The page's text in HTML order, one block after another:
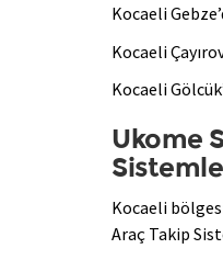
Kocaeli
Kocaeli
Kocaeli
Ukome
Kocaeli
Araç Takip